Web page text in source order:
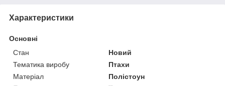
Характеристики
Основні
Стан
Новий
Тематика виробу
Птахи
Матеріал
Полістоун